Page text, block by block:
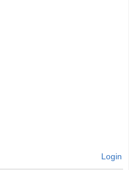
Login